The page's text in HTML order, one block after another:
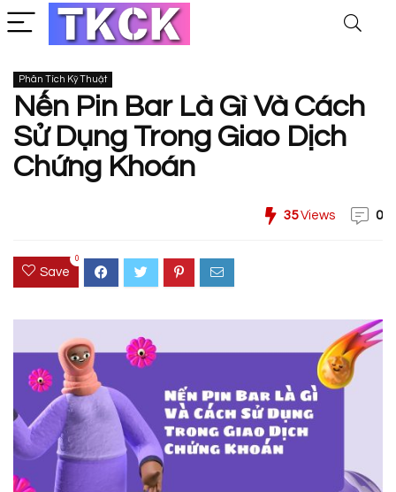
Phân Tích Kỹ Thuật
Nến Pin Bar Là Gì Và Cách
Sử Dụng Trong Giao Dịch
Chứng Khoán
35Views 0
Save
0